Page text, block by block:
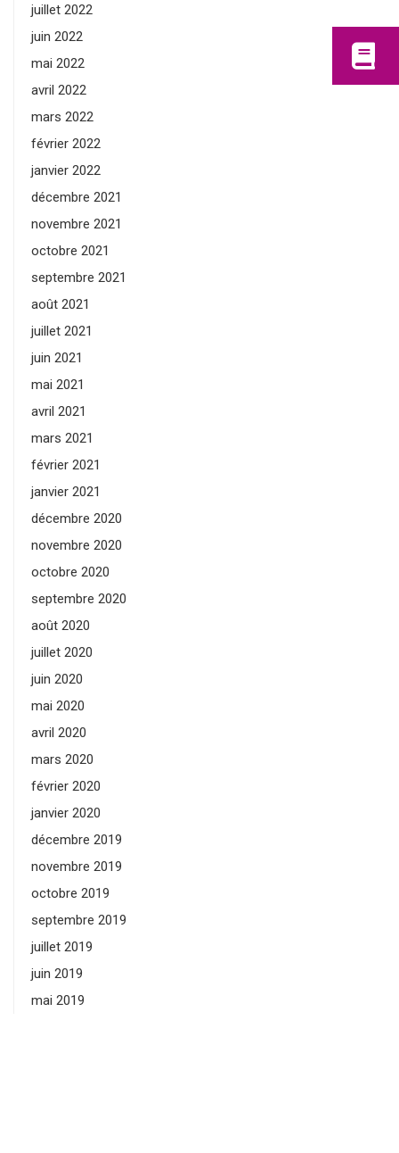
juillet 2022
juin 2022
mai 2022
avril 2022
mars 2022
février 2022
janvier 2022
décembre 2021
novembre 2021
octobre 2021
septembre 2021
août 2021
juillet 2021
juin 2021
mai 2021
avril 2021
mars 2021
février 2021
janvier 2021
décembre 2020
novembre 2020
octobre 2020
septembre 2020
août 2020
juillet 2020
juin 2020
mai 2020
avril 2020
mars 2020
février 2020
janvier 2020
décembre 2019
novembre 2019
octobre 2019
septembre 2019
juillet 2019
juin 2019
mai 2019